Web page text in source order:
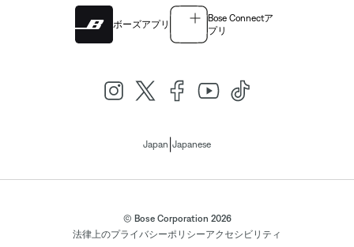
ボーズアプリ
Bose Connectア
プリ
Japan Japanese
© Bose Corporation 2026
法律上のプライバシーポリシーアクセシビリティ